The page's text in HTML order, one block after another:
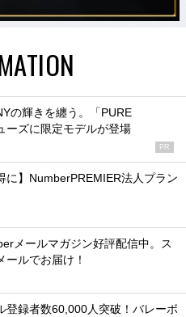
の輝きを纏う。「PURE
ーズに限定モデルが登場
PR
に】NumberPREMIER法人プラン
メールマガジン好評配信中。ス
ールでお届け！
登録者数60,000人突破！バレーボ